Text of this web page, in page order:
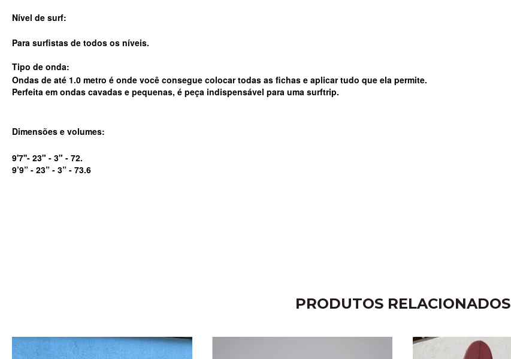
Nível de surf:
Para surfistas de todos os níveis.
Tipo de onda:
Ondas de até 1.0 metro é onde você consegue colocar todas as fichas e aplicar tudo que ela permite.
Perfeita em ondas cavadas e pequenas, é peça indispensável para uma surftrip.
Dimensões e volumes:
9'7''- 23" - 3" - 72.
9’9” - 23” - 3” - 73.6
PRODUTOS RELACIONADOS